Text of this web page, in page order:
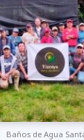
Baños de Agua